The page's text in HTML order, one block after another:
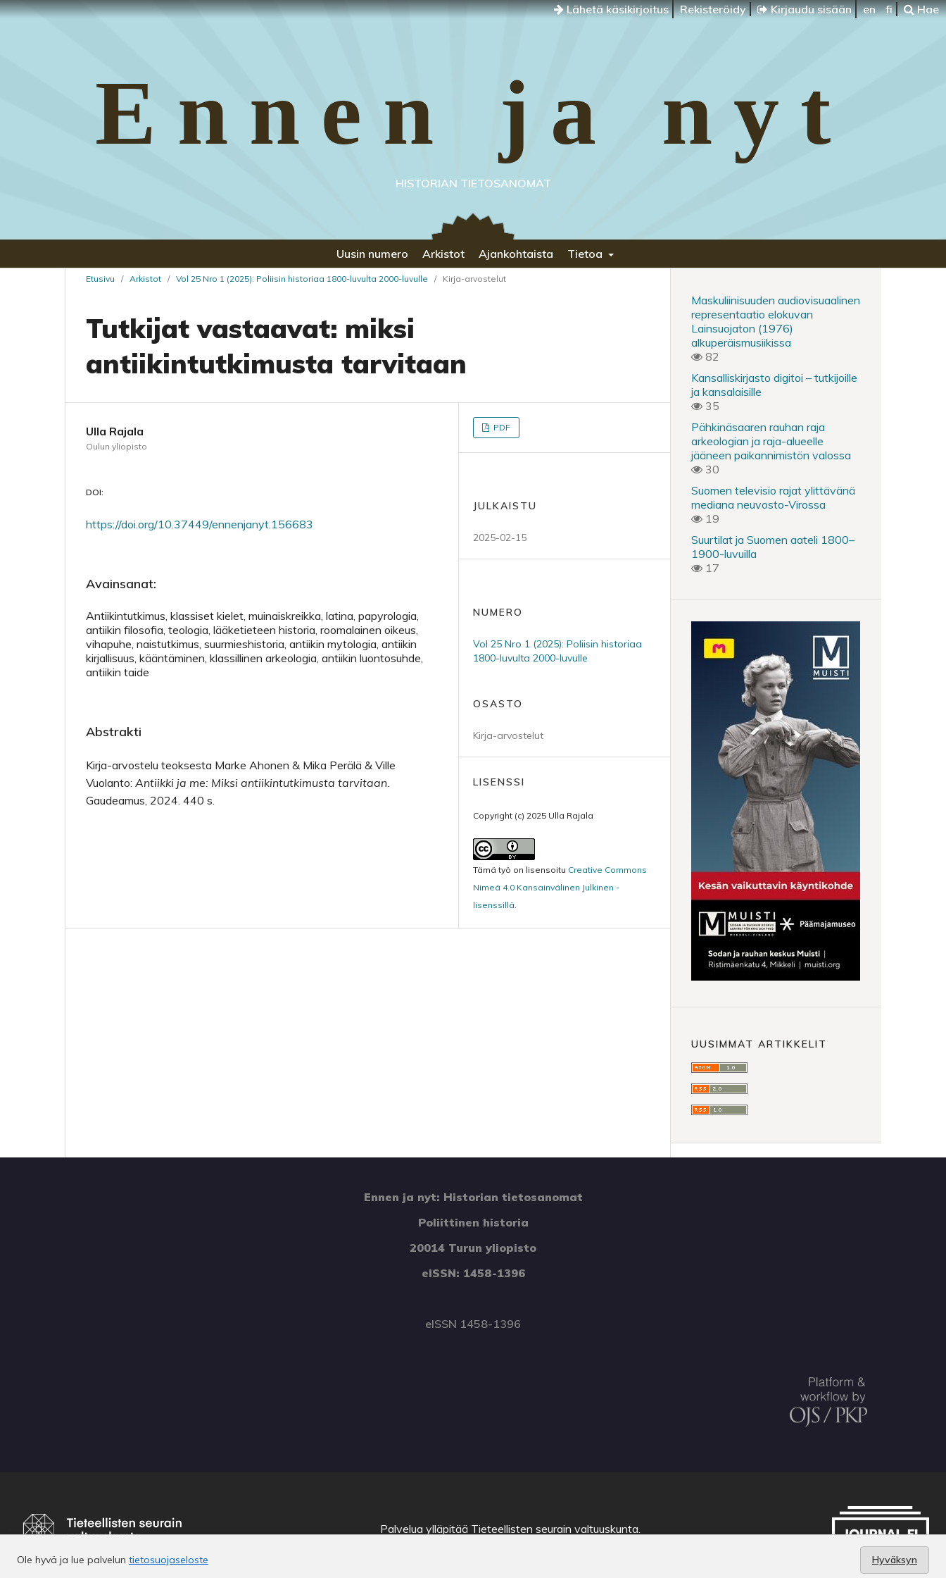
Lähetä käsikirjoitus Rekisteröidy Kirjaudu sisään en fi Hae
Ennen ja nyt
HISTORIAN TIETOSANOMAT
Uusin numero Arkistot Ajankohtaista Tietoa
Etusivu / Arkistot / Vol 25 Nro 1 (2025): Poliisin historiaa 1800-luvulta 2000-luvulle / Kirja-arvostelut
Tutkijat vastaavat: miksi
antiikintutkimusta tarvitaan
Ulla Rajala
Oulun yliopisto
DOI:
https://doi.org/10.37449/ennenjanyt.156683
Avainsanat:
Antiikintutkimus, klassiset kielet, muinaiskreikka, latina, papyrologia,
antiikin filosofia, teologia, lääketieteen historia, roomalainen oikeus,
vihapuhe, naistutkimus, suurmieshistoria, antiikin mytologia, antiikin
kirjallisuus, kääntäminen, klassillinen arkeologia, antiikin luontosuhde,
antiikin taide
Abstrakti
Kirja-arvostelu teoksesta Marke Ahonen & Mika Perälä & Ville
Vuolanto: Antiikki ja me: Miksi antiikintutkimusta tarvitaan.
Gaudeamus, 2024. 440 s.
PDF
JULKAISTU
2025-02-15
NUMERO
Vol 25 Nro 1 (2025): Poliisin historiaa
1800-luvulta 2000-luvulle
OSASTO
Kirja-arvostelut
LISENSSI
Copyright (c) 2025 Ulla Rajala
Tämä työ on lisensoitu Creative Commons
Nimeä 4.0 Kansainvälinen Julkinen -
lisenssillä.
Maskuliinisuuden audiovisuaalinen
representaatio elokuvan
Lainsuojaton (1976)
alkuperäismusiikissa
82
Kansalliskirjasto digitoi – tutkijoille
ja kansalaisille
35
Pähkinäsaaren rauhan raja
arkeologian ja raja-alueelle
jääneen paikannimistön valossa
30
Suomen televisio rajat ylittävänä
mediana neuvosto-Virossa
19
Suurtilat ja Suomen aateli 1800–
1900-luvuilla
17
UUSIMMAT ARTIKKELIT
Ennen ja nyt: Historian tietosanomat
Poliittinen historia
20014 Turun yliopisto
eISSN: 1458-1396
eISSN 1458-1396
Ole hyvä ja lue palvelun tietosuojaseloste Hyväksyn
Palvelua ylläpitää Tieteellisten seurain valtuuskunta.